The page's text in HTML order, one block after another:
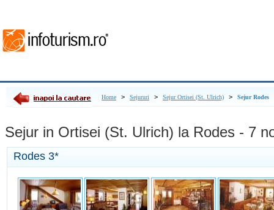
Home > Sejururi > Sejur Ortisei (St. Ulrich) > Sejur Rodes
Sejur in Ortisei (St. Ulrich) la Rodes - 7
Rodes 3*